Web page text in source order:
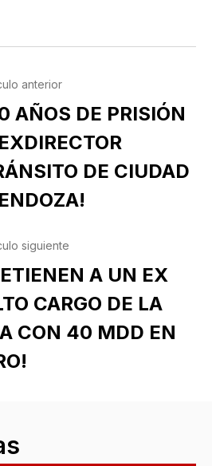
anterior
AÑOS DE PRISIÓN
DE CIUDAD
siguiente
A UN EX
CARGO DE LA
CON 40 MDD EN